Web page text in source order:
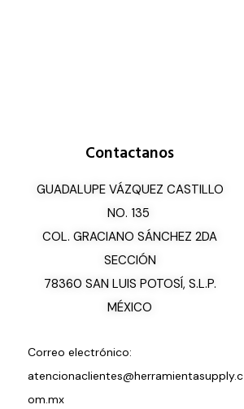
Contactanos
GUADALUPE VÁZQUEZ CASTILLO
NO. 135
COL. GRACIANO SÁNCHEZ 2DA
SECCIÓN
78360 SAN LUIS POTOSÍ, S.L.P.
MÉXICO
Correo electrónico:
atencionaclientes@herramientasupply.c
om.mx